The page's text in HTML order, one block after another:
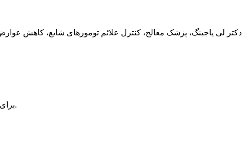
دکتر لی یاجینگ، پزشک معالج، کنترل علائم تومورهای شایع، کاهش
برای سوالات مربوط به محصولات یا لیست قیمت ما، لطفا ایمیل خود را برای ما بگذارید و ما ظرف 24 ساعت با شما تماس خواهیم گرفت.